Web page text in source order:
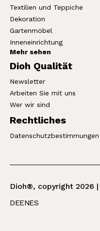
Textilien und Teppiche
Dekoration
Gartenmöbel
Inneneinrichtung
Mehr sehen
Dioh Qualität
Newsletter
Arbeiten Sie mit uns
Wer wir sind
Rechtliches
Datenschutzbestimmungen
Dioh®, copyright 2026
DEENES